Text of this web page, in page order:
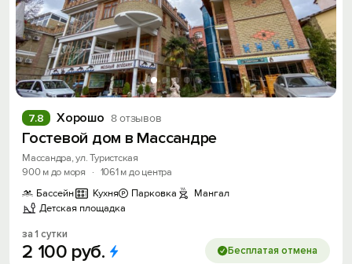
Хорошо 8 отзывов
7.8
Гостевой дом в Массандре
Массандра, ул. Туристская
900 м до моря
· 1061 м до центра
Бассейн
Кухня Парковка
Мангал
Детская площадка
за 1 сутки
2 100 руб. Бесплатая отмена